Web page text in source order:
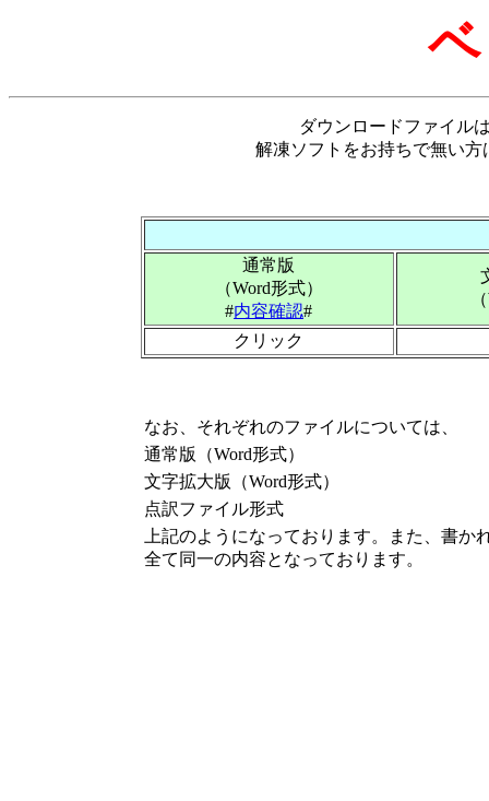
ダウンロードファイル
解凍ソフトをお持ちで無い方
通常版
（Word形式）
#内容確認#
クリック
なお、それぞれのファイルについては、
通常版（Word形式）
文字拡大版（Word形式）
点訳ファイル形式
上記のようになっております。また、書か
全て同一の内容となっております。